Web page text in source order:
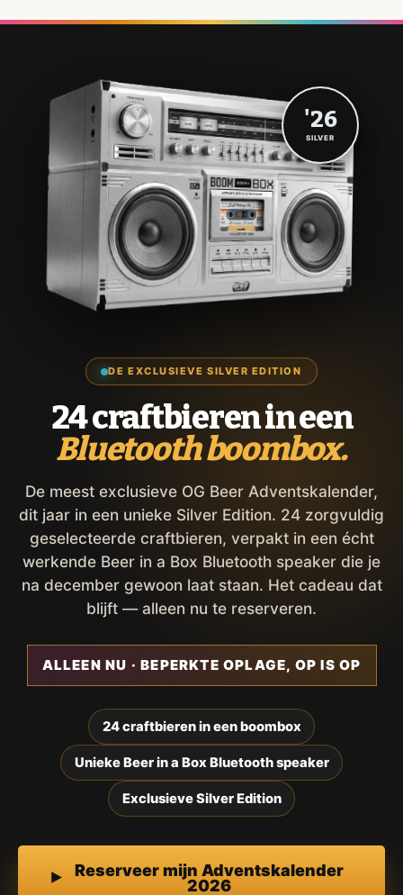
DE EXCLUSIEVE SILVER EDITION
24 craftbieren in een
Bluetooth boombox.
De meest exclusieve OG Beer Adventskalender,
dit jaar in een unieke Silver Edition. 24 zorgvuldig
geselecteerde craftbieren, verpakt in een écht
werkende Beer in a Box Bluetooth speaker die je
na december gewoon laat staan. Het cadeau dat
blijft — alleen nu te reserveren.
ALLEEN NU · BEPERKTE OPLAGE, OP IS OP
24 craftbieren in een boombox
Unieke Beer in a Box Bluetooth speaker
Exclusieve Silver Edition
Reserveer mijn Adventskalender
2026
'26
SILVER